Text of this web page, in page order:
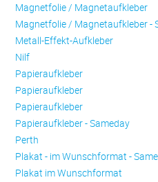
Magnetfolie / Magnetaufkleber
Magnetfolie / Magnetaufkleber -
Metall-Effekt-Aufkleber
Nilf
Papieraufkleber
Papieraufkleber
Papieraufkleber
Papieraufkleber - Sameday
Perth
Plakat - im Wunschformat -
Plakat im Wunschformat